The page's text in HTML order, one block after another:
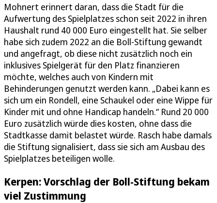
Mohnert erinnert daran, dass die Stadt für die
Aufwertung des Spielplatzes schon seit 2022 in ihren
Haushalt rund 40 000 Euro eingestellt hat. Sie selber
habe sich zudem 2022 an die Boll-Stiftung gewandt
und angefragt, ob diese nicht zusätzlich noch ein
inklusives Spielgerät für den Platz finanzieren
möchte, welches auch von Kindern mit
Behinderungen genutzt werden kann. „Dabei kann es
sich um ein Rondell, eine Schaukel oder eine Wippe für
Kinder mit und ohne Handicap handeln.“ Rund 20 000
Euro zusätzlich würde dies kosten, ohne dass die
Stadtkasse damit belastet würde. Rasch habe damals
die Stiftung signalisiert, dass sie sich am Ausbau des
Spielplatzes beteiligen wolle.
Kerpen: Vorschlag der Boll-Stiftung bekam
viel Zustimmung